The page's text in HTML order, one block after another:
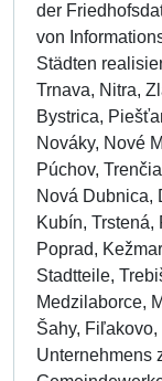
der
von
Städten
Trnava, Nitra,
Bystrica,
Nováky, Nové
Púchov,
Nová Dubnica,
Kubín, Trstená,
Poprad,
Stadtteile,
Medzilaborce,
Šahy,
Unternehmens